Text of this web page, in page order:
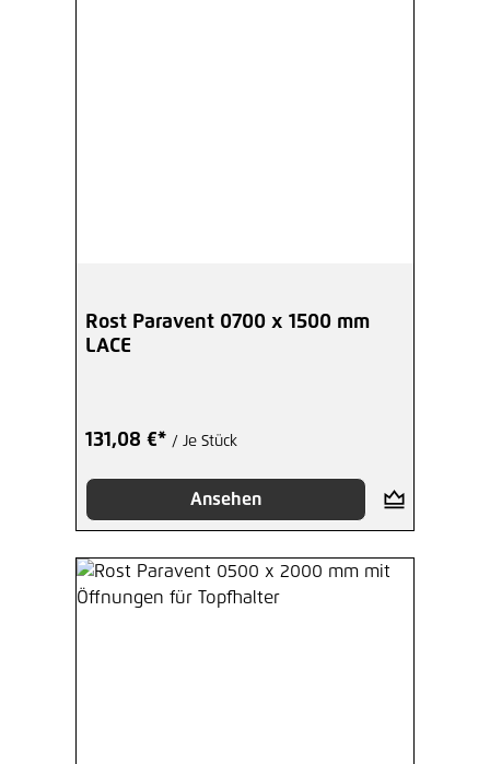
Rost Paravent 0700 x 1500 mm
LACE
131,08 €* / Je Stück
Ansehen